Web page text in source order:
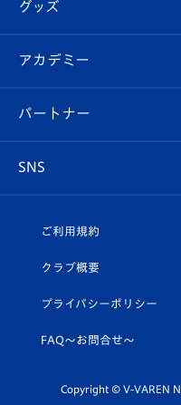
チケット
イベント
メディア
ホームタウン
スタッフプロフィール
マスコット紹介
平和祈念活動
ホームタウン活動
Revive Team
ヴィヴィくんの長崎おも
フォトギャラリー
スタジアムグルメ
V-LOVERS（ファンク
プレイヤーズスイート
グッズ
オンラインショップ
店舗情報
アカデミー
育成からのお知らせ
U-18
スクール
パートナー
SNS
ヴィヴィくんインスタグ
公式LINE＠
ご利用規約
クラブ概要
プライバシーポリシー
FAQ〜お問合せ〜
Copyright © V-VAREN